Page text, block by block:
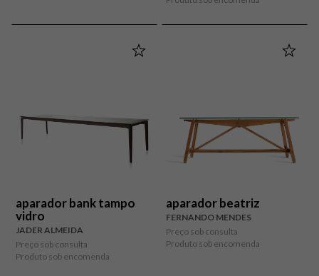
aparador bank tampo
vidro
JADER ALMEIDA
Preço sob consulta
Produto sob encomenda
aparador beatriz
FERNANDO MENDES
Preço sob consulta
Produto sob encomenda